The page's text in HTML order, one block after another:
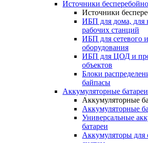
Источники
Источники
ИБП для дома, для
рабочих станций
ИБП для сетевого
оборудования
ИБП для ЦОД и
объектов
Блоки
байпасы
Аккумуляторные батареи
Аккумуляторные
Аккумуляторные
Универсальные
батареи
Аккумуляторы для